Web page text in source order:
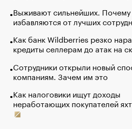
Выживают сильнейших.
избавляются от лучших
Как банк Wildberries резко
кредиты селлерам до атак на
Сотрудники открыли новый
компаниям. Зачем им это
Как налоговики ищут доходы
неработающих покупателей